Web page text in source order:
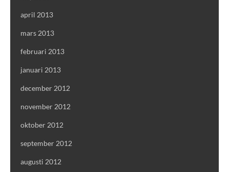
april 2013
mars 2013
februari 2013
januari 2013
december 2012
november 2012
oktober 2012
september 2012
augusti 2012